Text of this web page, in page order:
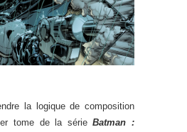
la logique de composition
tome de la sérieBatman :